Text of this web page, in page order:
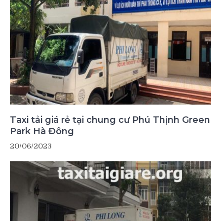
Taxi tải giá rẻ tại chung cư Phú Thịnh Green
Park Hà Đông
20/06/2023